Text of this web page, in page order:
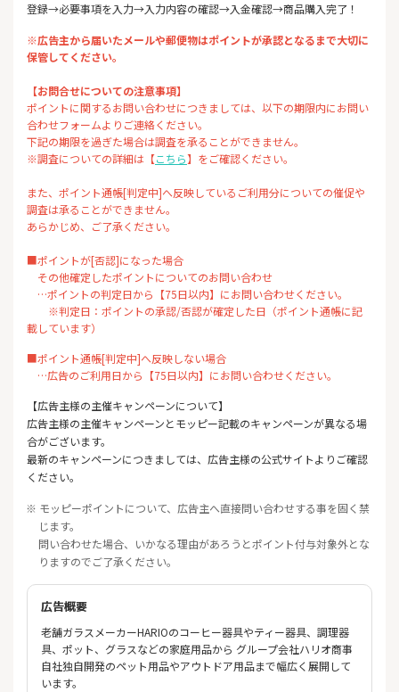
登録→必要事項を入力→入力内容の確認→入金確認→商品購入完了！
※広告主から届いたメールや郵便物はポイントが承認となるまで大切に
保管してください。
【お問合せについての注意事項】
ポイントに関するお問い合わせにつきましては、以下の期限内にお問い
合わせフォームよりご連絡ください。
下記の期限を過ぎた場合は調査を承ることができません。
※調査についての詳細は【こちら】をご確認ください。
また、ポイント通帳[判定中]へ反映しているご利用分についての催促や
調査は承ることができません。
あらかじめ、ご了承ください。
■ポイントが[否認]になった場合
その他確定したポイントについてのお問い合わせ
…ポイントの判定日から【75日以内】にお問い合わせください。
※判定日：ポイントの承認/否認が確定した日（ポイント通帳に記
載しています）
■ポイント通帳[判定中]へ反映しない場合
…広告のご利用日から【75日以内】にお問い合わせください。
【広告主様の主催キャンペーンについて】
広告主様の主催キャンペーンとモッピー記載のキャンペーンが異なる場
合がございます。
最新のキャンペーンにつきましては、広告主様の公式サイトよりご確認
ください。
※ モッピーポイントについて、広告主へ直接問い合わせする事を固く禁
じます。
問い合わせた場合、いかなる理由があろうとポイント付与対象外とな
りますのでご了承ください。
広告概要
老舗ガラスメーカーHARIOのコーヒー器具やティー器具、調理器
具、ポット、グラスなどの家庭用品から グループ会社ハリオ商事
自社独自開発のペット用品やアウトドア用品まで幅広く展開して
います。